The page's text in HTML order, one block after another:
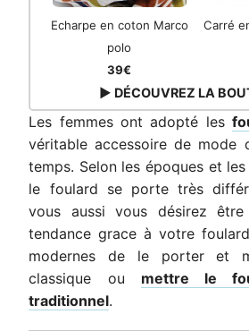
Echarpe en coton Marco
polo
39€
Carré
▶ DÉCOUVREZ LA
Les femmes ont adopté les
véritable accessoire de mode
temps. Selon les époques et
le foulard se porte très
vous aussi vous désirez
tendance grace à votre
modernes de le porter et
classique ou mettre le
traditionnel.